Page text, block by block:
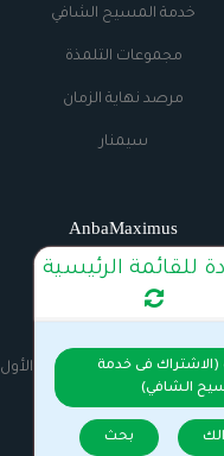
خدمة المسيح الشافي
مجموعات التلمذة
مرصد نهاية الزمان
سيمنار
AnbaMaximus
اتصل بنا
الراديو
الذاتية للانبا مكسيموس الأول
للقائمة الرئيسية
فى خدمة
الشافي)
بحث